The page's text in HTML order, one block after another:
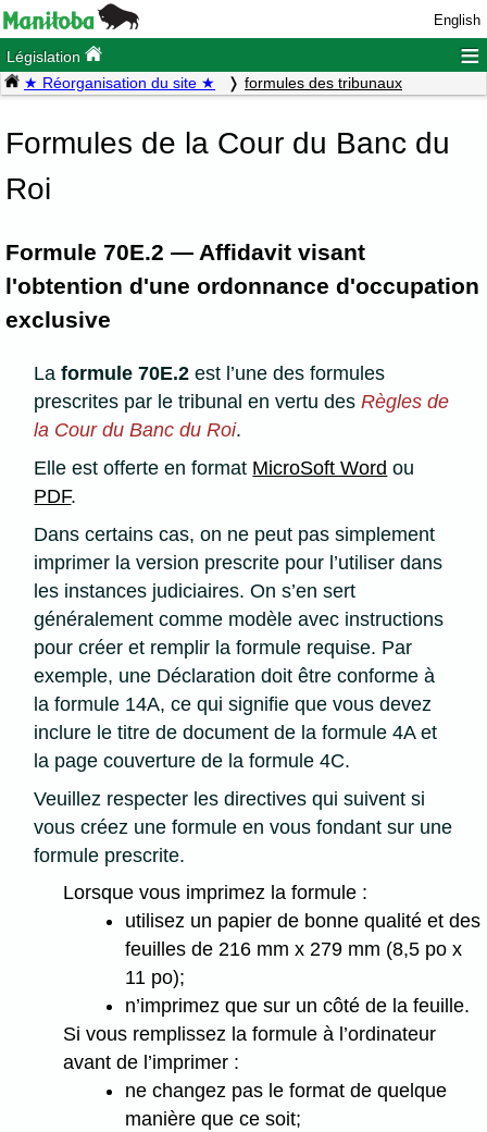
English
Législation ≡
★ Réorganisation du site ★ formules des tribunaux
Formules de la Cour du Banc du
Roi
Formule 70E.2 — Affidavit visant
l'obtention d'une ordonnance d'occupation
exclusive
Laformule 70E.2 est l’une des formules
prescrites par le tribunal en vertu desRègles de
la Cour du Banc du Roi.
Elle est offerte en format MicroSoft Word ou
PDF.
Dans certains cas, on ne peut pas simplement
imprimer la version prescrite pour l’utiliser dans
les instances judiciaires. On s’en sert
généralement comme modèle avec instructions
pour créer et remplir la formule requise. Par
exemple, une Déclaration doit être conforme à
la formule 14A, ce qui signifie que vous devez
inclure le titre de document de la formule 4A et
la page couverture de la formule 4C.
Veuillez respecter les directives qui suivent si
vous créez une formule en vous fondant sur une
formule prescrite.
Lorsque vous imprimez la formule :
utilisez un papier de bonne qualité et des
feuilles de 216 mm x 279 mm (8,5 po x
11 po);
n’imprimez que sur un côté de la feuille.
Si vous remplissez la formule à l’ordinateur
avant de l’imprimer :
ne changez pas le format de quelque
manière que ce soit;